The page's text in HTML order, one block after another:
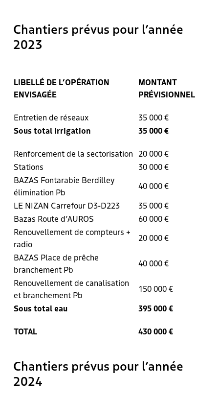
Chantiers prévus pour l’année
2023
LIBELLÉ DE L’OPÉRATION
ENVISAGÉE
MONTANT
PRÉVISIONNEL
Entretien de réseaux
35 000 €
Sous total irrigation
35 000 €
Renforcement de la sectorisation 20 000 €
Stations
30 000 €
BAZAS Fontarabie Berdilley
élimination Pb
40 000 €
LE NIZAN Carrefour D3-D223
35 000 €
Bazas Route d’AUROS
60 000 €
Renouvellement de compteurs +
radio
20 000 €
BAZAS Place de prêche
branchement Pb
40 000 €
Renouvellement de canalisation
et branchement Pb
150 000 €
Sous total eau
395 000 €
TOTAL 430 000 €
Chantiers prévus pour l’année
2024